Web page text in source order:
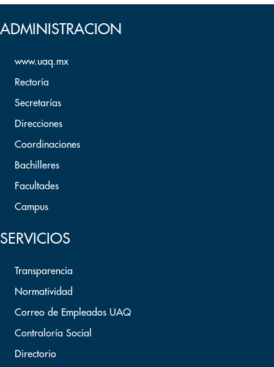
ADMINISTRACION
www.uaq.mx
Rectoría
Secretarías
Direcciones
Coordinaciones
Bachilleres
Facultades
Campus
SERVICIOS
Transparencia
Normatividad
Correo de Empleados UAQ
Contraloría Social
Directorio